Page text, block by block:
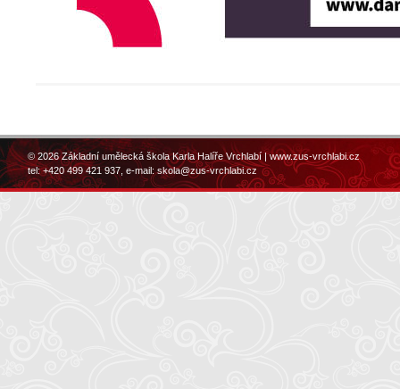
© 2026 Základní umělecká škola Karla Halíře Vrchlabí |www.zus-vrchlabi.cz
tel: +420 499 421 937, e-mail:skola@zus-vrchlabi.cz